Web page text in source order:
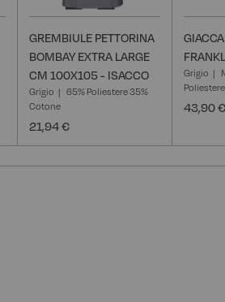
GREMBIULE PETTORINA
BOMBAY EXTRA LARGE
CM 100X105 - ISACCO
Grigio
65% Poliestere 35%
Cotone
21,94 €
Grigio
43,90 €